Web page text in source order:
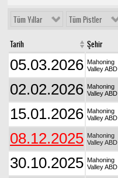
Tüm Yıllar Tüm Pistler
Tarih Şehir
05.03.2026 Mahoning
Valley ABD
02.02.2026 Mahoning
Valley ABD
15.01.2026 Mahoning
Valley ABD
08.12.2025 Mahoning
Valley ABD
30.10.2025 Mahoning
Valley ABD